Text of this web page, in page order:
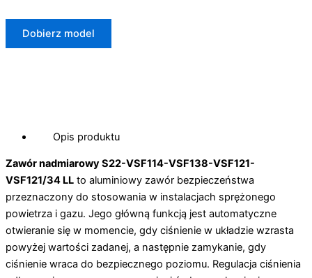
Dobierz model
Opis produktu
Zawór nadmiarowy S22-VSF114-VSF138-VSF121-
VSF121/34 LL to aluminiowy zawór bezpieczeństwa
przeznaczony do stosowania w instalacjach sprężonego
powietrza i gazu. Jego główną funkcją jest automatyczne
otwieranie się w momencie, gdy ciśnienie w układzie wzrasta
powyżej wartości zadanej, a następnie zamykanie, gdy
ciśnienie wraca do bezpiecznego poziomu. Regulacja ciśnienia